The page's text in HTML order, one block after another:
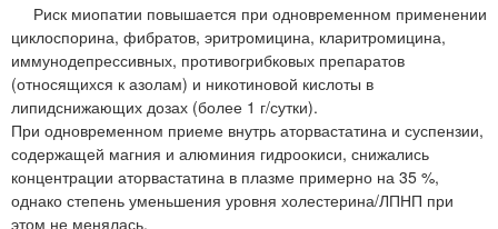
Риск миопатии повышается при одновременном применении
циклоспорина, фибратов, эритромицина, кларитромицина,
иммунодепрессивных, противогрибковых препаратов
(относящихся к азолам) и никотиновой кислоты в
липидснижающих дозах (более 1 г/сутки).
При одновременном приеме внутрь аторвастатина и суспензии,
содержащей магния и алюминия гидроокиси, снижались
концентрации аторвастатина в плазме примерно на 35 %,
однако степень уменьшения уровня холестерина/ЛПНП при
этом не менялась.